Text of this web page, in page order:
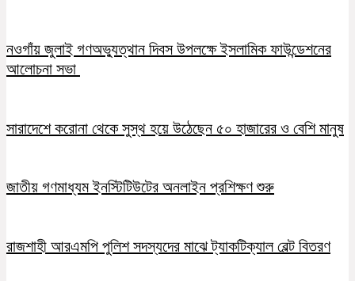
নওগাঁয় জুলাই গণঅভ্যুত্থান দিবস উপলক্ষে ইসলামিক ফাউন্ডেশনের
আলোচনা সভা
সারাদেশে করোনা থেকে সুস্থ হয়ে উঠেছেন ৫০ হাজারের ও বেশি মানুষ
জাতীয় গণমাধ্যম ইনস্টিটিউটের অনলাইন প্রশিক্ষণ শুরু
রাজশাহী আরএমপি পুলিশ সদস্যদের মাঝে ট্যাকটিক্যাল বেল্ট বিতরণ